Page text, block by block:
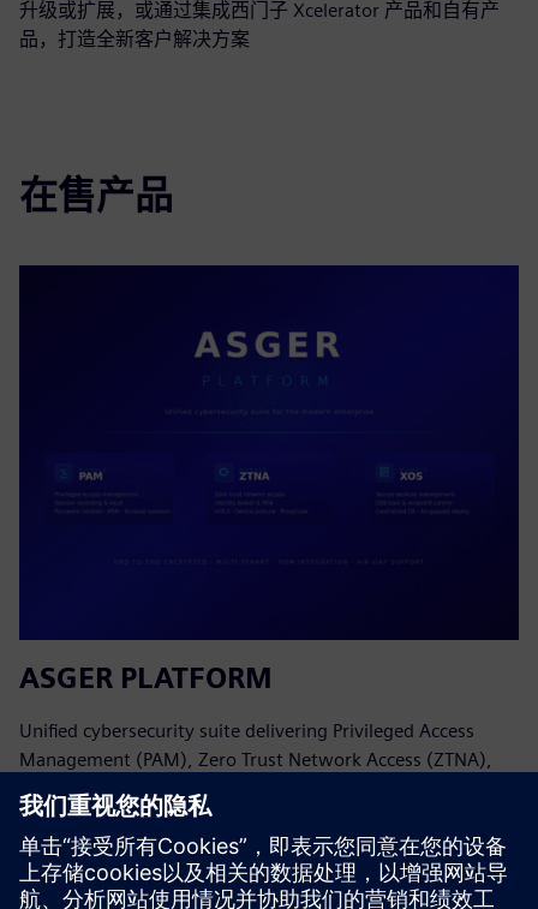
升级或扩展，或通过集成西门子 Xcelerator 产品和自有产
品，打造全新客户解决方案
在售产品
ASGER PLATFORM
Unified cybersecurity suite delivering Privileged Access
Management (PAM), Zero Trust Network Access (ZTNA),
and Secure Desktop Management (XOS). AIR-Gap resource
access, end-to-end encrypted, multi-tenant enterprise
platform with...
了解更多信息